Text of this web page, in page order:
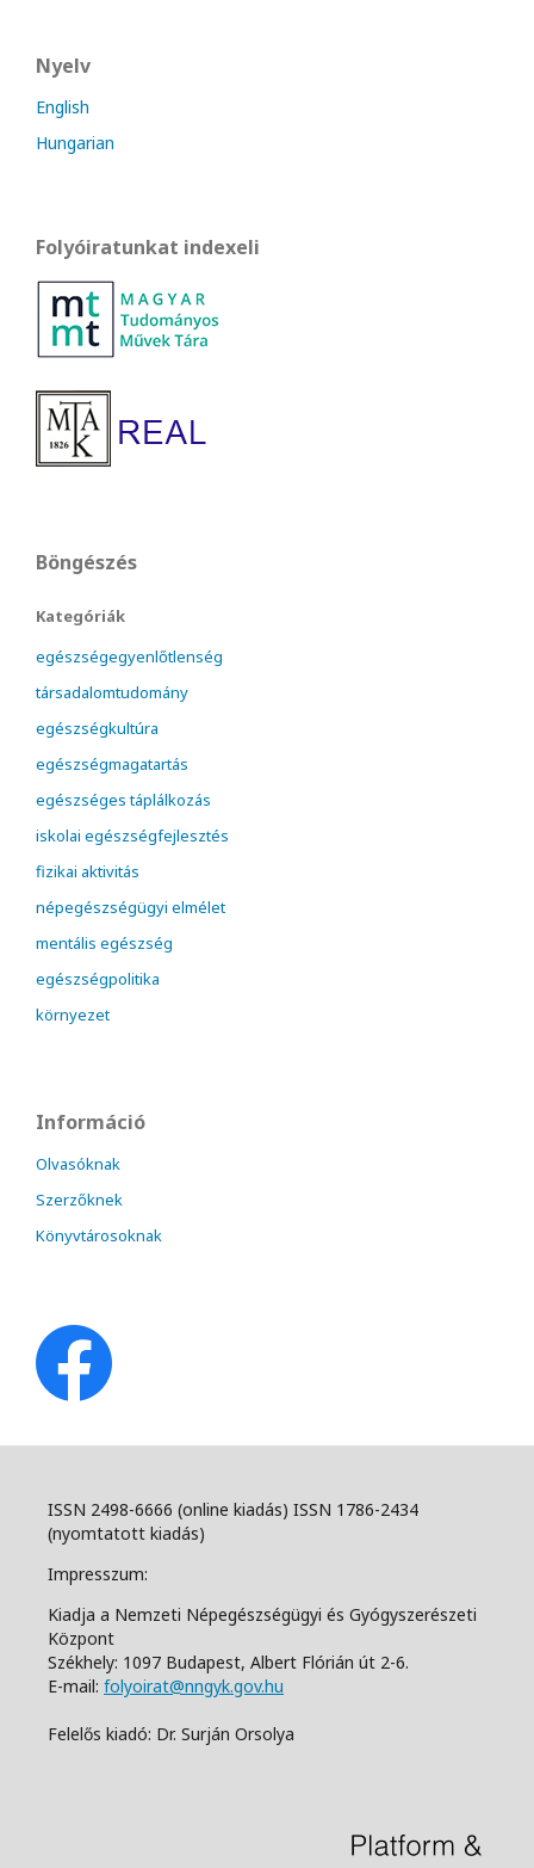
Nyelv
English
Hungarian
Folyóiratunkat indexeli
Böngészés
Kategóriák
egészségegyenlőtlenség
társadalomtudomány
egészségkultúra
egészségmagatartás
egészséges táplálkozás
iskolai egészségfejlesztés
fizikai aktivitás
népegészségügyi elmélet
mentális egészség
egészségpolitika
környezet
Információ
Olvasóknak
Szerzőknek
Könyvtárosoknak
ISSN 2498-6666 (online kiadás) ISSN 1786-2434
(nyomtatott kiadás)
Impresszum:
Kiadja a Nemzeti Népegészségügyi és Gyógyszerészeti
Központ
Székhely: 1097 Budapest, Albert Flórián út 2-6.
E-mail: folyoirat@nngyk.gov.hu
Felelős kiadó: Dr. Surján Orsolya